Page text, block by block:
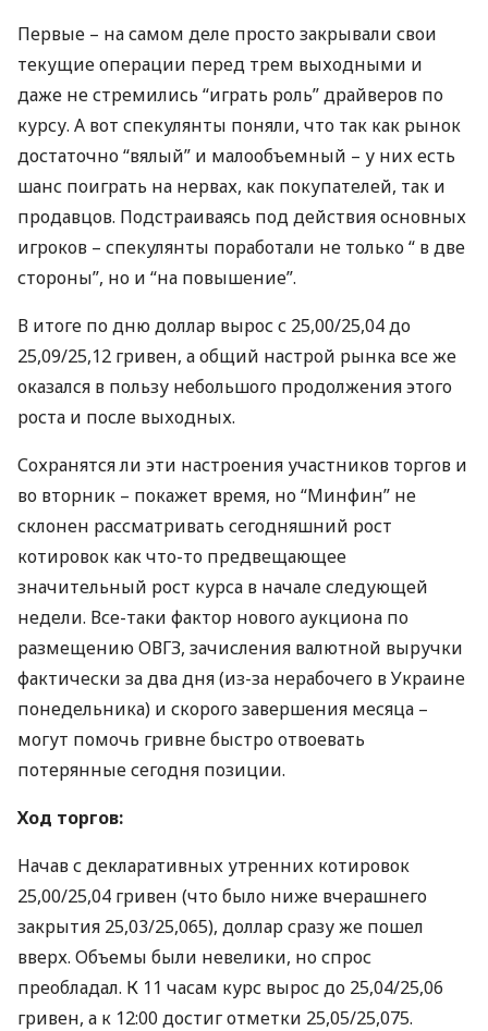
Первые – на самом деле просто закрывали свои
текущие операции перед трем выходными и
даже не стремились “играть роль” драйверов по
курсу. А вот спекулянты поняли, что так как рынок
достаточно “вялый” и малообъемный – у них есть
шанс поиграть на нервах, как покупателей, так и
продавцов. Подстраиваясь под действия основных
игроков – спекулянты поработали не только “ в две
стороны”, но и “на повышение”.
В итоге по дню доллар вырос с 25,00/25,04 до
25,09/25,12 гривен, а общий настрой рынка все же
оказался в пользу небольшого продолжения этого
роста и после выходных.
Сохранятся ли эти настроения участников торгов и
во вторник – покажет время, но “Минфин” не
склонен рассматривать сегодняшний рост
котировок как что-то предвещающее
значительный рост курса в начале следующей
недели. Все-таки фактор нового аукциона по
размещениюОВГЗ, зачисления валютной выручки
фактически за два дня (из-за нерабочего в Украине
понедельника) и скорого завершения месяца –
могут помочь гривне быстро отвоевать
потерянные сегодня позиции.
Ход торгов:
Начав с декларативных утренних котировок
25,00/25,04 гривен (что было ниже вчерашнего
закрытия 25,03/25,065), доллар сразу же пошел
вверх. Объемы были невелики, но спрос
преобладал. К 11 часам курс вырос до 25,04/25,06
гривен, а к 12:00 достиг отметки 25,05/25,075.